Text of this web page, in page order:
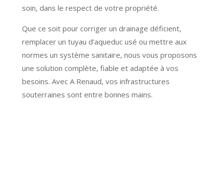
soin, dans le respect de votre propriété.
Que ce soit pour corriger un drainage déficient,
remplacer un tuyau d’aqueduc usé ou mettre aux
normes un système sanitaire, nous vous proposons
une solution complète, fiable et adaptée à vos
besoins. Avec A Renaud, vos infrastructures
souterraines sont entre bonnes mains.